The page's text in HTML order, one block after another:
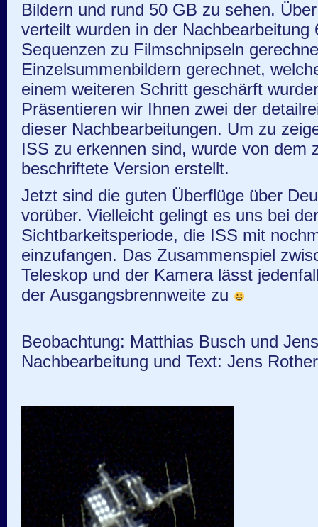
Bildern und rund 50 GB zu sehen.
verteilt wurden in der Nachbearbeitung
Sequenzen zu Filmschnipseln
Einzelsummenbildern gerechnet,
einem weiteren Schritt geschärft
Präsentieren wir Ihnen zwei der
dieser Nachbearbeitungen. Um zu
ISS zu erkennen sind, wurde von dem
beschriftete Version erstellt.
Jetzt sind die guten Überflüge über
vorüber. Vielleicht gelingt es uns bei
Sichtbarkeitsperiode, die ISS mit
einzufangen. Das Zusammenspiel
Teleskop und der Kamera lässt
der Ausgangsbrennweite zu
Beobachtung: Matthias Busch und
Nachbearbeitung und Text: Jens